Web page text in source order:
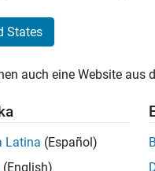
Stellen
Es
Region
States
auch eine Website aus
Latina (Español)
(English)